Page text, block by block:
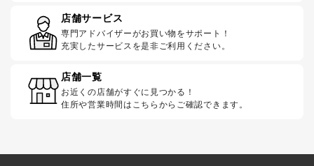
店舗サービス
専門アドバイザーがお買い物をサポート！
充実したサービスを是非ご利用ください。
店舗一覧
お近くの店舗がすぐに見つかる！
住所や営業時間はこちらからご確認できます。